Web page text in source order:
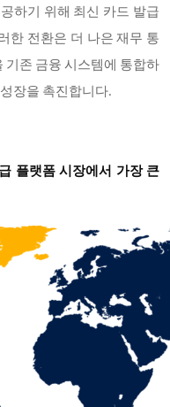
하기 위해 최신 카드 발급
한 전환은 더 나은 재무 통
기존 금융 시스템에 통합하
장을 촉진합니다.
플랫폼 시장에서 가장 큰